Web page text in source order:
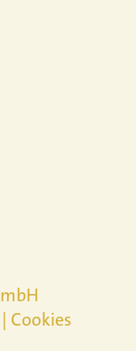
| Cookies